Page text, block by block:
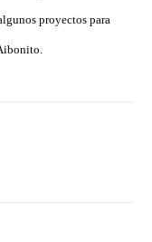
proyectos para